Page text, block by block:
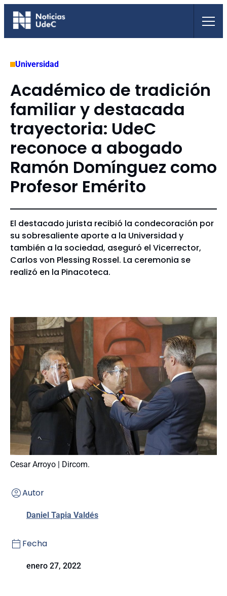
Saltar
Universidad
Académico de tradición
familiar y destacada
trayectoria: UdeC
reconoce a abogado
Ramón Domínguez como
Profesor Emérito
El destacado jurista recibió la condecoración por
su sobresaliente aporte a la Universidad y
también a la sociedad, aseguró el Vicerrector,
Carlos von Plessing Rossel. La ceremonia se
realizó en la Pinacoteca.
Cesar Arroyo | Dircom.
Autor
Daniel Tapia Valdés
Fecha
enero 27, 2022